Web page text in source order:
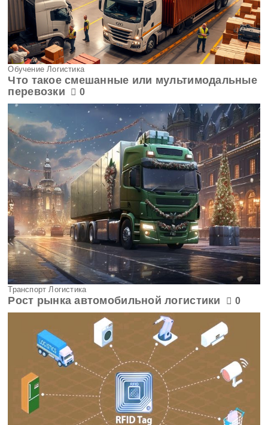
Обучение Логистика
Что такое смешанные или мультимодальные
перевозки
0
Транспорт Логистика
Рост рынка автомобильной логистики 0